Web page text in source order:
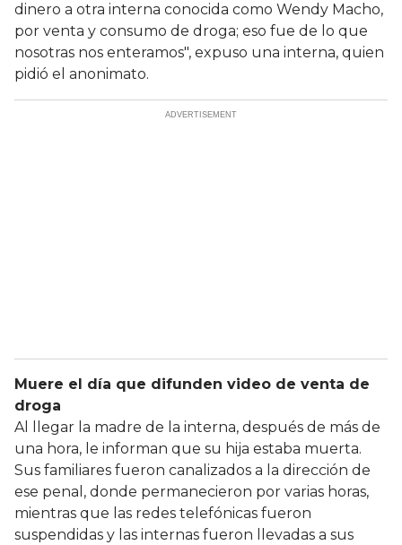
dinero a otra interna conocida como Wendy Macho,
por venta y consumo de droga; eso fue de lo que
nosotras nos enteramos", expuso una interna, quien
pidió el anonimato.
Muere el día que difunden video de venta de
droga
Al llegar la madre de la interna, después de más de
una hora, le informan que su hija estaba muerta.
Sus familiares fueron canalizados a la dirección de
ese penal, donde permanecieron por varias horas,
mientras que las redes telefónicas fueron
suspendidas y las internas fueron llevadas a sus